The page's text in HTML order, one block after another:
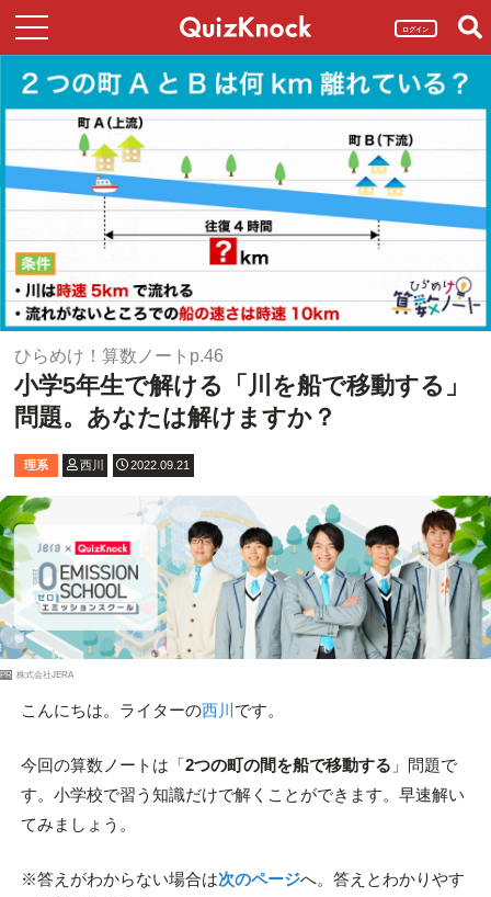
ログイン
ひらめけ！算数ノートp.46
小学5年生で解ける「川を船で移動する」
問題。あなたは解けますか？
理系 西川 2022.09.21
PR 株式会社JERA
こんにちは。ライターの西川 です。
今回の算数ノートは「2つの町の間を船で移動する 」問題で
す。小学校で習う知識だけで解くことができます。早速解い
てみましょう。
※答えがわからない場合は次のページへ。答えとわかりやす